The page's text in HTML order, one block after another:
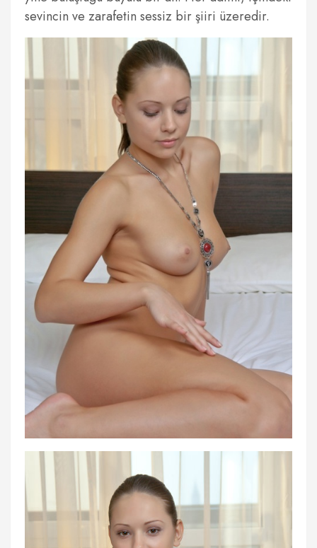
sevincin ve zarafetin sessiz bir şiiri üzeredir.